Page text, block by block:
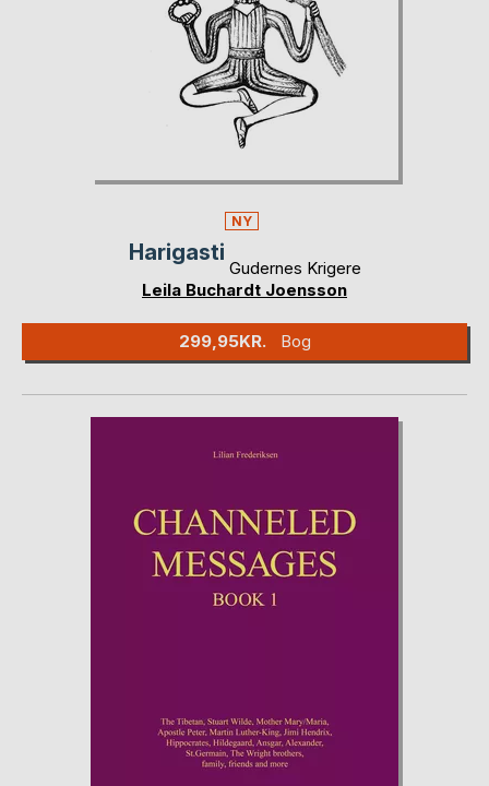
NY
Harigasti
Gudernes Krigere
Leila Buchardt Joensson
299,95KR. Bog